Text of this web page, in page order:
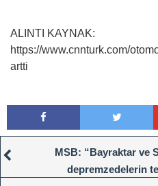
ALINTI KAYNAK:
https://www.cnnturk.com/
artti
MSB: “Bayraktar ve
depremzedelerin